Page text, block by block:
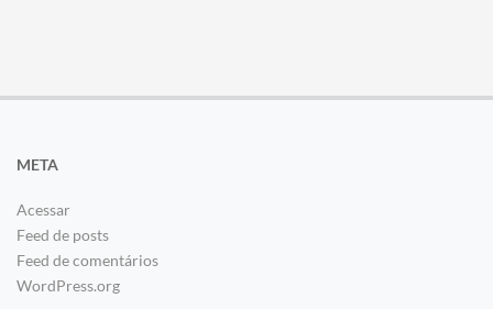
META
Acessar
Feed de posts
Feed de comentários
WordPress.org